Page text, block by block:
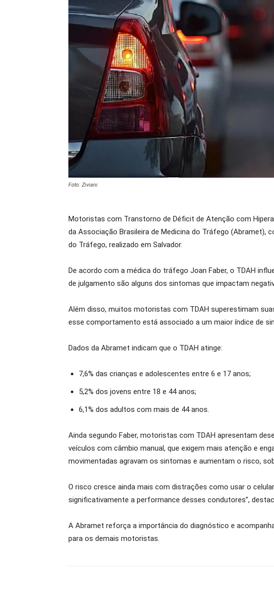
Foto: Ziviani
Motoristas com Transtorno de Déficit de Atenção com
da Associação Brasileira de Medicina do Tráfego (Abramet),
do Tráfego, realizado em Salvador.
De acordo com a médica do tráfego Joan Faber, o TDAH
de julgamento são alguns dos sintomas que impactam
Além disso, muitos motoristas com TDAH superestimam
esse comportamento está associado a um maior índice de
Dados da Abramet indicam que o TDAH atinge:
7,6% das crianças e adolescentes entre 6 e 17 anos;
5,2% dos jovens entre 18 e 44 anos;
6,1% dos adultos com mais de 44 anos.
Ainda segundo Faber, motoristas com TDAH apresentam
veículos com câmbio manual, que exigem mais atenção e
movimentadas agravam os sintomas e aumentam o risco,
O risco cresce ainda mais com distrações como usar o
significativamente a performance desses condutores”,
A Abramet reforça a importância do diagnóstico e
para os demais motoristas.